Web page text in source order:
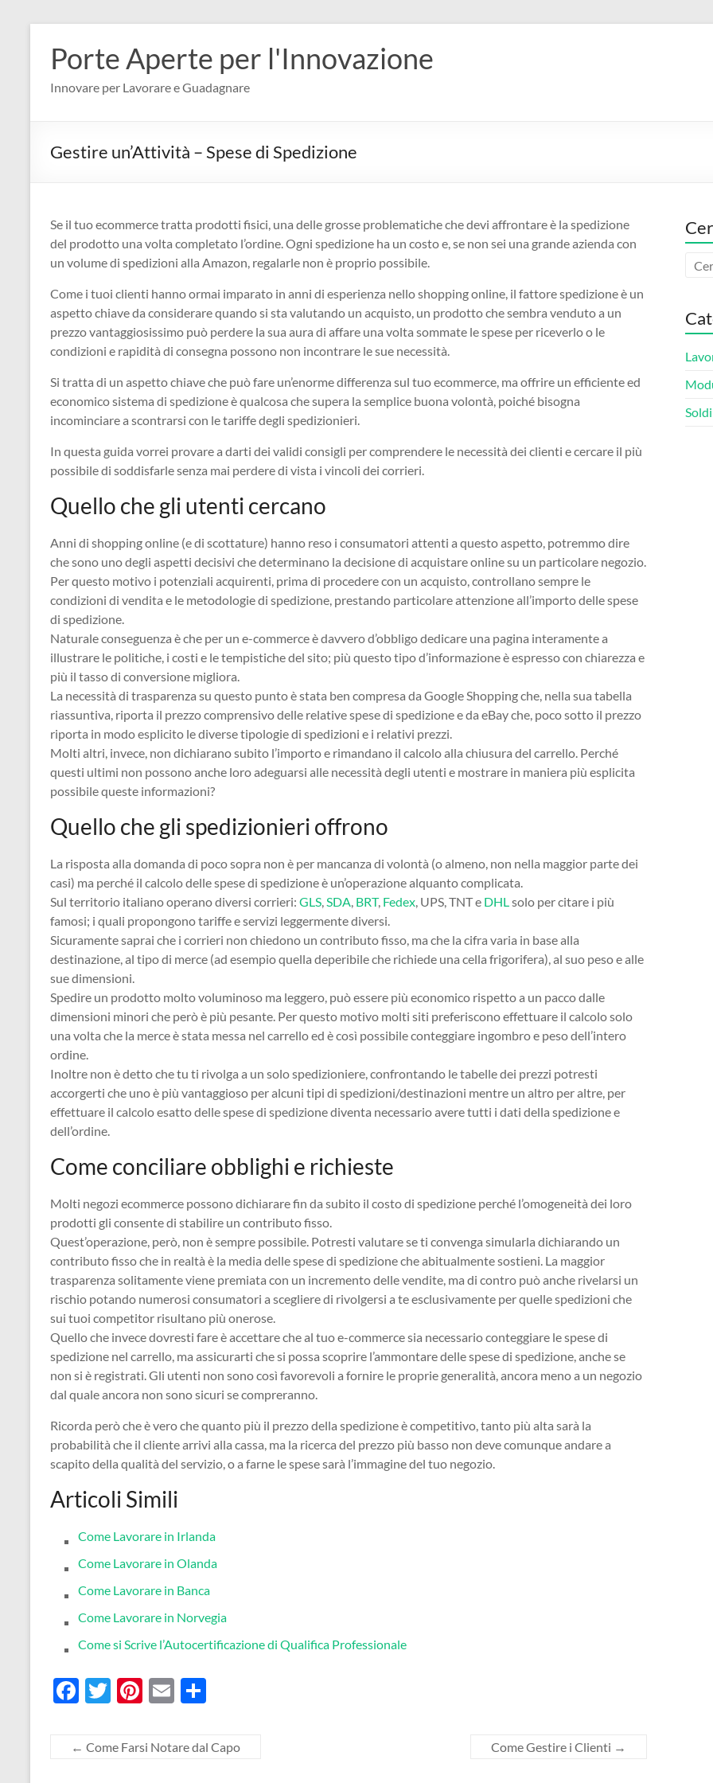
contenuto
Porte Aperte per l'Innovazione
Innovare per Lavorare e Guadagnare
Gestire un’Attività – Spese di Spedizione
Se il tuo ecommerce tratta prodotti fisici, una delle grosse problematiche che devi affrontare è la spedizione
del prodotto una volta completato l’ordine. Ogni spedizione ha un costo e, se non sei una grande azienda con
un volume di spedizioni alla Amazon, regalarle non è proprio possibile.
Come i tuoi clienti hanno ormai imparato in anni di esperienza nello shopping online, il fattore spedizione è un
aspetto chiave da considerare quando si sta valutando un acquisto, un prodotto che sembra venduto a un
prezzo vantaggiosissimo può perdere la sua aura di affare una volta sommate le spese per riceverlo o le
condizioni e rapidità di consegna possono non incontrare le sue necessità.
Si tratta di un aspetto chiave che può fare un’enorme differenza sul tuo ecommerce, ma offrire un efficiente ed
economico sistema di spedizione è qualcosa che supera la semplice buona volontà, poiché bisogna
incominciare a scontrarsi con le tariffe degli spedizionieri.
In questa guida vorrei provare a darti dei validi consigli per comprendere le necessità dei clienti e cercare il più
possibile di soddisfarle senza mai perdere di vista i vincoli dei corrieri.
Quello che gli utenti cercano
Anni di shopping online (e di scottature) hanno reso i consumatori attenti a questo aspetto, potremmo dire
che sono uno degli aspetti decisivi che determinano la decisione di acquistare online su un particolare negozio.
Per questo motivo i potenziali acquirenti, prima di procedere con un acquisto, controllano sempre le
condizioni di vendita e le metodologie di spedizione, prestando particolare attenzione all’importo delle spese
di spedizione.
Naturale conseguenza è che per un e-commerce è davvero d’obbligo dedicare una pagina interamente a
illustrare le politiche, i costi e le tempistiche del sito; più questo tipo d’informazione è espresso con chiarezza e
più il tasso di conversione migliora.
La necessità di trasparenza su questo punto è stata ben compresa da Google Shopping che, nella sua tabella
riassuntiva, riporta il prezzo comprensivo delle relative spese di spedizione e da eBay che, poco sotto il prezzo
riporta in modo esplicito le diverse tipologie di spedizioni e i relativi prezzi.
Molti altri, invece, non dichiarano subito l’importo e rimandano il calcolo alla chiusura del carrello. Perché
questi ultimi non possono anche loro adeguarsi alle necessità degli utenti e mostrare in maniera più esplicita
possibile queste informazioni?
Quello che gli spedizionieri offrono
La risposta alla domanda di poco sopra non è per mancanza di volontà (o almeno, non nella maggior parte dei
casi) ma perché il calcolo delle spese di spedizione è un’operazione alquanto complicata.
Sul territorio italiano operano diversi corrieri: GLS,SDA, BRT, Fedex, UPS, TNT e DHLsolo per citare i più
famosi; i quali propongono tariffe e servizi leggermente diversi.
Sicuramente saprai che i corrieri non chiedono un contributo fisso, ma che la cifra varia in base alla
destinazione, al tipo di merce (ad esempio quella deperibile che richiede una cella frigorifera), al suo peso e alle
sue dimensioni.
Spedire un prodotto molto voluminoso ma leggero, può essere più economico rispetto a un pacco dalle
dimensioni minori che però è più pesante. Per questo motivo molti siti preferiscono effettuare il calcolo solo
una volta che la merce è stata messa nel carrello ed è così possibile conteggiare ingombro e peso dell’intero
ordine.
Inoltre non è detto che tu ti rivolga a un solo spedizioniere, confrontando le tabelle dei prezzi potresti
accorgerti che uno è più vantaggioso per alcuni tipi di spedizioni/destinazioni mentre un altro per altre, per
effettuare il calcolo esatto delle spese di spedizione diventa necessario avere tutti i dati della spedizione e
dell’ordine.
Come conciliare obblighi e richieste
Molti negozi ecommerce possono dichiarare fin da subito il costo di spedizione perché l’omogeneità dei loro
prodotti gli consente di stabilire un contributo fisso.
Quest’operazione, però, non è sempre possibile. Potresti valutare se ti convenga simularla dichiarando un
contributo fisso che in realtà è la media delle spese di spedizione che abitualmente sostieni. La maggior
trasparenza solitamente viene premiata con un incremento delle vendite, ma di contro può anche rivelarsi un
rischio potando numerosi consumatori a scegliere di rivolgersi a te esclusivamente per quelle spedizioni che
sui tuoi competitor risultano più onerose.
Quello che invece dovresti fare è accettare che al tuo e-commerce sia necessario conteggiare le spese di
spedizione nel carrello, ma assicurarti che si possa scoprire l’ammontare delle spese di spedizione, anche se
non si è registrati. Gli utenti non sono così favorevoli a fornire le proprie generalità, ancora meno a un negozio
dal quale ancora non sono sicuri se compreranno.
Ricorda però che è vero che quanto più il prezzo della spedizione è competitivo, tanto più alta sarà la
probabilità che il cliente arrivi alla cassa, ma la ricerca del prezzo più basso non deve comunque andare a
scapito della qualità del servizio, o a farne le spese sarà l’immagine del tuo negozio.
Articoli Simili
Come Lavorare in Irlanda
Come Lavorare in Olanda
Come Lavorare in Banca
Come Lavorare in Norvegia
Come si Scrive l’Autocertificazione di Qualifica Professionale
F
e
T
itt
Pi
er
E
ail n
← Come Farsi Notare dal Capo Come Gestire i Clienti →
Soldi